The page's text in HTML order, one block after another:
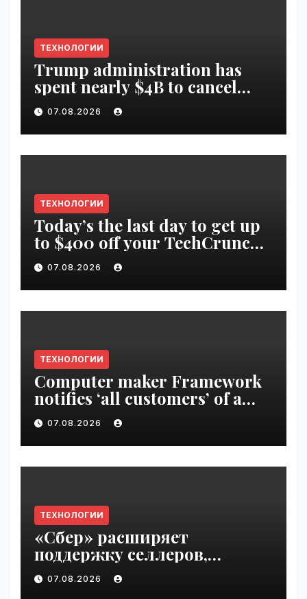
ТЕХНОЛОГИИ
Trump administration has
spent nearly $4B to cancel
offshore wind farms |
VseTime.ru
07.08.2026
ТЕХНОЛОГИИ
Today’s the last day to get up
to $400 off your TechCrunch
Disrupt 2026 ticket |
VseTime.ru
07.08.2026
ТЕХНОЛОГИИ
Computer maker Framework
notifies ‘all customers’ of a
data breach | VseTime.ru
07.08.2026
ТЕХНОЛОГИИ
«Сбер» расширяет
поддержку селлеров,
пострадавших от
инцидентов на складах
07.08.2026